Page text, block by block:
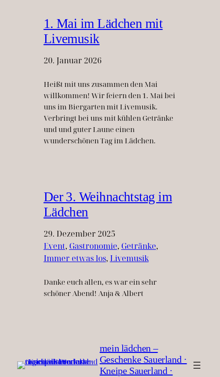
1. Mai im Lädchen mit
Livemusik
20. Januar 2026
Heißt mit uns zusammen den Mai
willkommen! Wir feiern den 1. Mai bei
uns im Biergarten mit Livemusik.
Verbringt bei uns mit kühlen Getränke
und und guter Laune einen
wunderschönen Tag im Lädchen.
Der 3. Weihnachtstag im
Lädchen
29. Dezember 2025
Event, Gastronomie, Getränke
Immer etwas los, Livemusik
Danke euch allen, es war ein sehr
schöner Abend! Anja & Albert
mein lädchen –
Geschenke Sauerland ·
Kneipe Sauerland ·